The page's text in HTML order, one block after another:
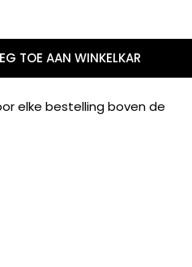
HORLOGEHOUDER -
AANTAL VOOR
TOE AAN WINKELKAR
elke bestelling boven de
zijn verplicht.